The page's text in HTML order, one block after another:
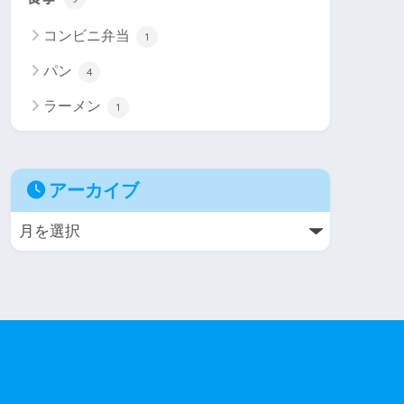
コンビニ弁当 1
パン 4
ラーメン 1
アーカイブ